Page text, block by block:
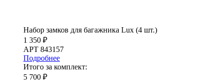
Набор замков для багажника Lux (4 шт.)
1 350 ₽
АРТ 843157
Подробнее
Итого за комплект:
5 700 ₽